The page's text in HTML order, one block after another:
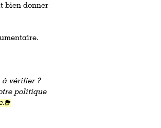
bien donner
à vérifier ?
politique